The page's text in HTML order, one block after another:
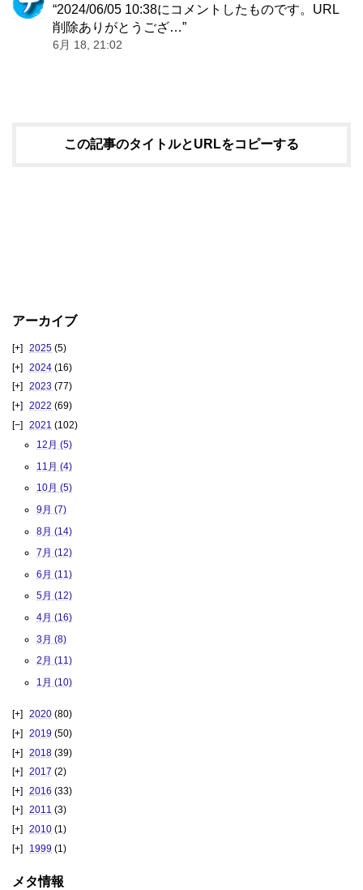
“2024/06/05 10:38にコメントしたものです。URL
削除ありがとうござ…”
6月 18, 21:02
この記事のタイトルとURLをコピーする
アーカイブ
2025 (5)
2024 (16)
2023 (77)
2022 (69)
2021 (102)
12月 (5)
11月 (4)
10月 (5)
9月 (7)
8月 (14)
7月 (12)
6月 (11)
5月 (12)
4月 (16)
3月 (8)
2月 (11)
1月 (10)
2020 (80)
2019 (50)
2018 (39)
2017 (2)
2016 (33)
2011 (3)
2010 (1)
1999 (1)
メタ情報